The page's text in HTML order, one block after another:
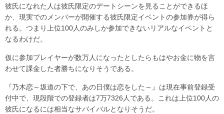
彼氏になれた人は彼氏限定のデートシーンを見ることができるほ
か、現実でのメンバーが開催する彼氏限定イベントの参加券が得ら
れる。つまり上位100人のみしか参加できないリアルなイベントと
なるわけだ。
仮に参加プレイヤーが数万人になったとしたらもはやお金に物を言
わせて課金した者勝ちになりそうである。
『乃木恋～坂道の下で、あの日僕は恋をした～』は現在事前登録受
付中で、現段階での登録者は7万7326人である。これは上位100人の
彼氏になるには相当なサバイバルとなりそうだ。